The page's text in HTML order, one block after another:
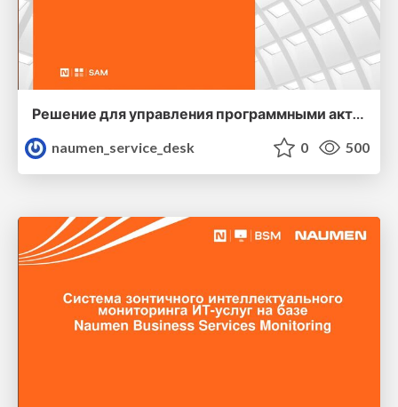
Решение для управления программными активами
naumen_service_desk
0 500